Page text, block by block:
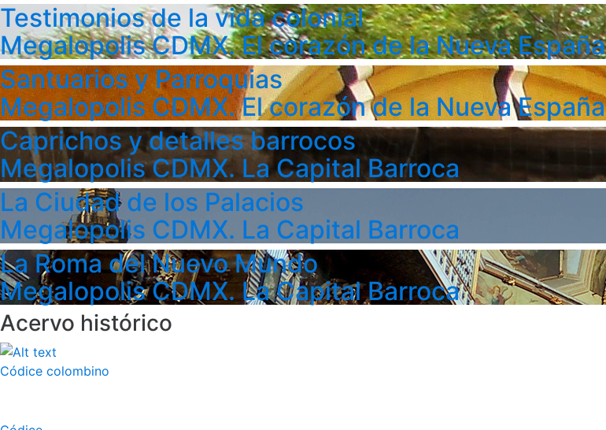
Testimonios de la vida colonial
Megalopolis CDMX. El corazón de la Nueva España
Santuarios y Parroquias
Megalopolis CDMX. El corazón de la Nueva España
Caprichos y detalles barrocos
Megalopolis CDMX. La Capital Barroca
La Ciudad de los Palacios
Megalopolis CDMX. La Capital Barroca
La Roma del Nuevo Mundo
Megalopolis CDMX. La Capital Barroca
Acervo histórico
Códice colombino